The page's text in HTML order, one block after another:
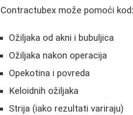
Contractubex može pomoći kod:
Ožiljaka od akni i bubuljica
Ožiljaka nakon operacija
Opekotina i povreda
Keloidnih ožiljaka
Strija (iako rezultati variraju)